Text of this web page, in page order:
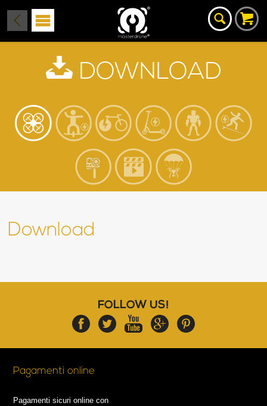
DOWNLOAD
Download
FOLLOW US!
Pagamenti online
Pagamenti sicuri online con